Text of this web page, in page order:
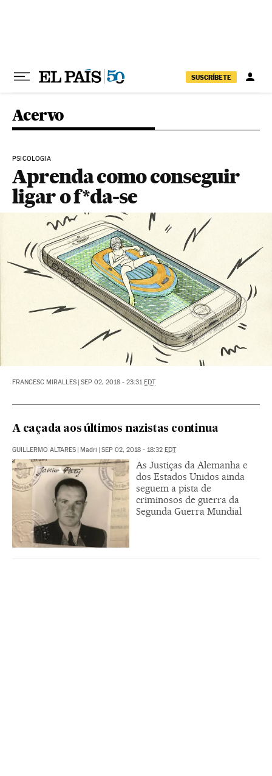
SUSCRÍBETE
Acervo
PSICOLOGIA
Aprenda como conseguir
ligar o f*da-se
FRANCESC MIRALLES SEP 02, 2018 - 23:31 EDT
A caçada aos últimos nazistas continua
GUILLERMO ALTARES Madri SEP 02, 2018 - 18:32 EDT
As Justiças da Alemanha e
dos Estados Unidos ainda
seguem a pista de
criminosos de guerra da
Segunda Guerra Mundial